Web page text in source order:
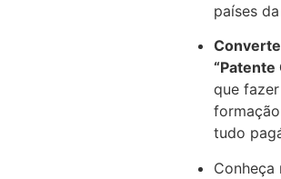
países
“Patente
que
tudo